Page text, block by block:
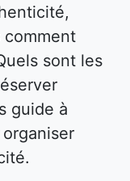
sont les
guide à